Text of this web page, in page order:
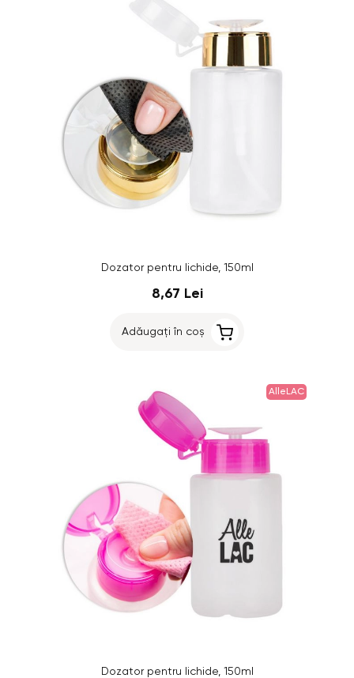
Dozator pentru lichide, 150ml
8,67 Lei
Adăugați în coș
AlleLAC
Dozator pentru lichide, 150ml